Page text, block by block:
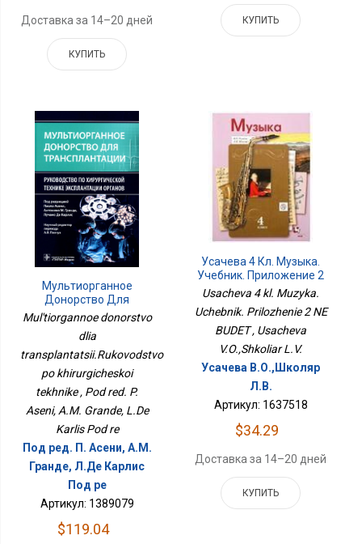
Доставка за 14–20 дней
КУПИТЬ
КУПИТЬ
Мультиорганное
Донорство Для
Трансплантации.Руководство
По Хирургической
Технике
Mul'tiorgannoe donorstvo
dlia
transplantatsii.Rukovodstvo
po khirurgicheskoi
tekhnike , Pod red. P.
Aseni, A.M. Grande, L.De
Karlis Pod re
Под ред. П. Асени, А.М.
Гранде, Л.Де Карлис
Под ре
Артикул: 1389079
$119.04
Усачева 4 Кл. Музыка.
Учебник. Приложение 2
НЕ БУДЕТ
Usacheva 4 kl. Muzyka.
Uchebnik. Prilozhenie 2 NE
BUDET , Usacheva
V.O.,Shkoliar L.V.
Усачева В.О.,Школяр
Л.В.
Артикул: 1637518
$34.29
Доставка за 14–20 дней
КУПИТЬ